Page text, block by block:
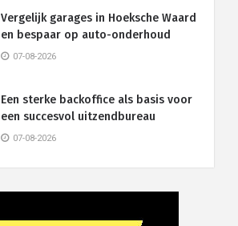
Vergelijk garages in Hoeksche Waard
en bespaar op auto-onderhoud
07-08-2026
Een sterke backoffice als basis voor
een succesvol uitzendbureau
07-08-2026